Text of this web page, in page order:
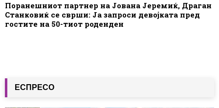
Поранешниот партнер на Јована Јеремиќ, Драган
Станковиќ се сврши: Ја запроси девојката пред
гостите на 50-тиот роденден
ЕСПРЕСО